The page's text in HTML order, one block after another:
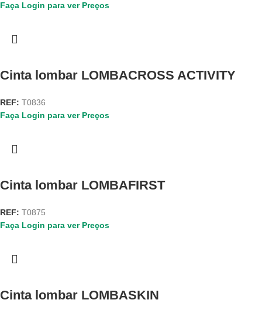
Faça Login para ver Preços
Cinta lombar LOMBACROSS ACTIVITY
REF: T0836
Faça Login para ver Preços
Cinta lombar LOMBAFIRST
REF: T0875
Faça Login para ver Preços
Cinta lombar LOMBASKIN